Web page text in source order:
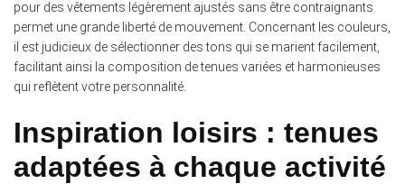
pour des vêtements légèrement ajustés sans être contraignants
permet une grande liberté de mouvement. Concernant les couleurs,
il est judicieux de sélectionner des tons qui se marient facilement,
facilitant ainsi la composition de tenues variées et harmonieuses
qui reflètent votre personnalité.
Inspiration loisirs : tenues
adaptées à chaque activité